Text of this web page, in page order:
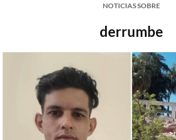
NOTICIAS SOBRE
derrumbe